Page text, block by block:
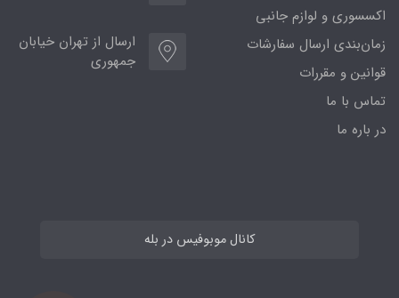
اکسسوری و لوازم جانبی
زمان‌بندی ارسال سفارشات
قوانین و مقررات
تماس با ما
در باره ما
ارسال از تهران خیابان
جمهوری
کانال موبوفیس در بله